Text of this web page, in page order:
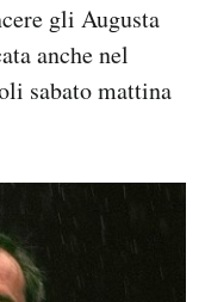
gli Augusta
anche nel
sabato mattina